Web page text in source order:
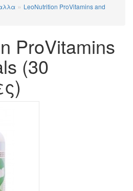
» LeoNutrition ProVitamins and
ProVitamins
(30